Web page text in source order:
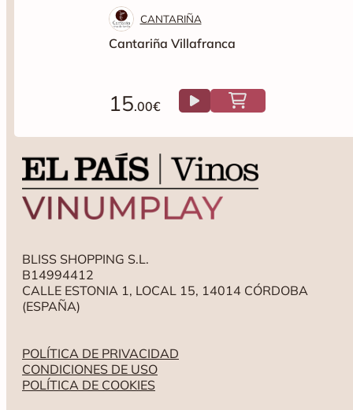
CANTARIÑA
Cantariña Villafranca
15.00€
BLISS SHOPPING S.L.
B14994412
CALLE ESTONIA 1, LOCAL 15, 14014 CÓRDOBA
(ESPAÑA)
POLÍTICA DE PRIVACIDAD
CONDICIONES DE USO
POLÍTICA DE COOKIES